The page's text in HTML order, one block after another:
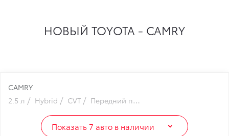
НОВЫЙ TOYOTA - CAMRY
CAMRY
2.5 л
Hybrid CVT Передний привод
Показать 7 авто в наличии